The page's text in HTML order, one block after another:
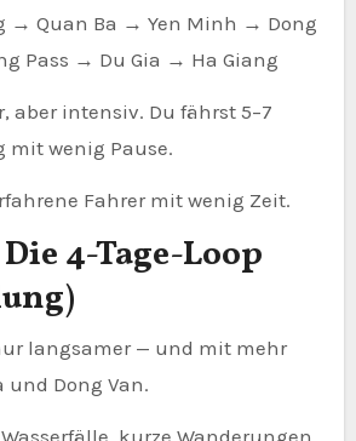
→ Quan Ba → Yen Minh → Dong
Pass → Du Gia → Ha Giang
aber intensiv. Du fährst 5–7
mit wenig Pause.
Fahrer mit wenig Zeit.
4-Tage-Loop
langsamer — und mit mehr
und Dong Van.
kurze Wanderungen